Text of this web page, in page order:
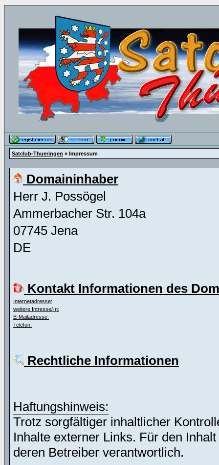
Satclub-Thueringen » Impressum
Domaininhaber
Herr J. Possögel
Ammerbacher Str. 104a
07745 Jena
DE
Kontakt Informationen des
Internetadresse:
weitere Intresse/-n:
E-Mailadresse:
Telefon:
Rechtliche Informationen
Haftungshinweis:
Trotz sorgfältiger inhaltlicher
Inhalte externer Links. Für den
deren Betreiber verantwortlich.